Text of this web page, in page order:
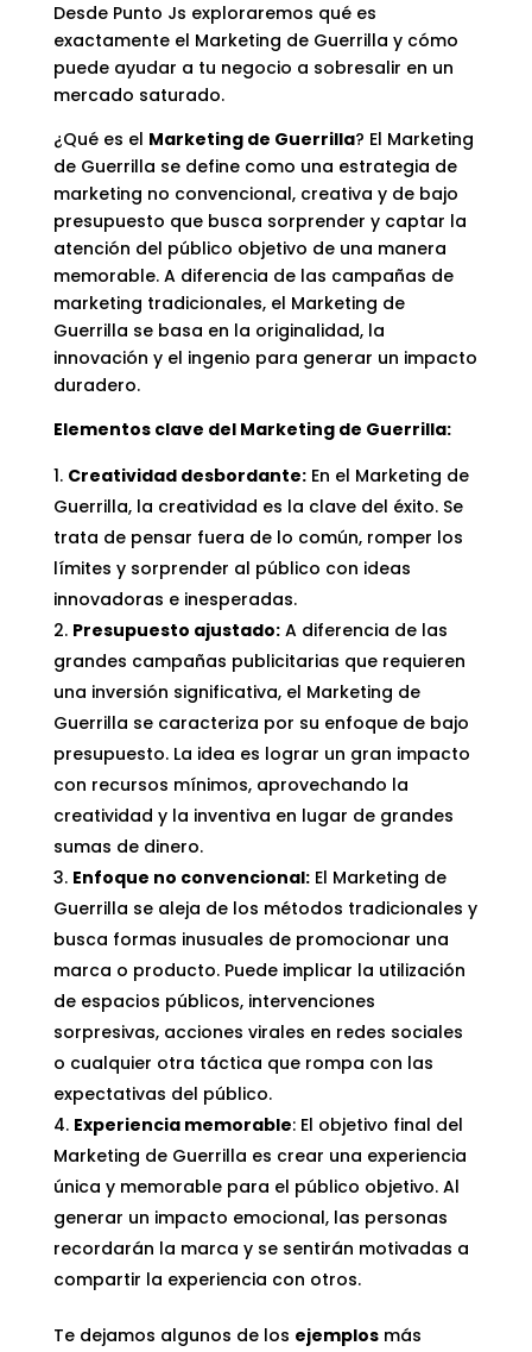
DesdePunto Js exploraremos qué es
exactamente el Marketing de Guerrilla y cómo
puede ayudar a tu negocio a sobresalir en un
mercado saturado.
¿Qué es el Marketing de Guerrilla? El Marketing
de Guerrilla se define como una estrategia de
marketing no convencional, creativa y de bajo
presupuesto que busca sorprender y captar la
atención del público objetivo de una manera
memorable. A diferencia de las campañas de
marketing tradicionales, el Marketing de
Guerrilla se basa en la originalidad, la
innovación y el ingenio para generar un impacto
duradero.
Elementos clave del Marketing de Guerrilla:
Creatividad desbordante:En el Marketing de
Guerrilla, la creatividad es la clave del éxito. Se
trata de pensar fuera de lo común, romper los
límites y sorprender al público con ideas
innovadoras e inesperadas.
Presupuesto ajustado:A diferencia de las
grandes campañas publicitarias que requieren
una inversión significativa, el Marketing de
Guerrilla se caracteriza por su enfoque de bajo
presupuesto. La idea es lograr un gran impacto
con recursos mínimos, aprovechando la
creatividad y la inventiva en lugar de grandes
sumas de dinero.
Enfoque no convencional:El Marketing de
Guerrilla se aleja de los métodos tradicionales y
busca formas inusuales de promocionar una
marca o producto. Puede implicar la utilización
de espacios públicos, intervenciones
sorpresivas, acciones virales en redes sociales
o cualquier otra táctica que rompa con las
expectativas del público.
Experiencia memorable: El objetivo final del
Marketing de Guerrilla es crear una experiencia
única y memorable para el público objetivo. Al
generar un impacto emocional, las personas
recordarán la marca y se sentirán motivadas a
compartir la experiencia con otros.
Te dejamos algunos de los ejemplosmás